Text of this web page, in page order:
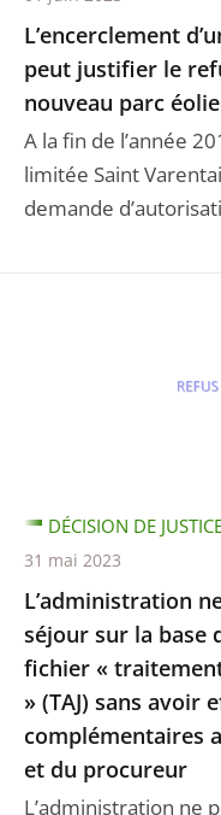
L’encerclement
peut justifier le
nouveau parc
A la fin de l’année
limitée Saint
demande
L’administration
séjour sur la base
fichier «
» (TAJ) sans avoir
complémentaires
et du procureur
L’administration ne
DÉCISION DE
31 mai 2023